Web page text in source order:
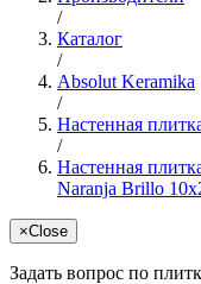
/
Каталог
/
Absolut Keramika
/
Настенная
/
Настенная
Naranja Brillo
×Close
Задать вопрос по